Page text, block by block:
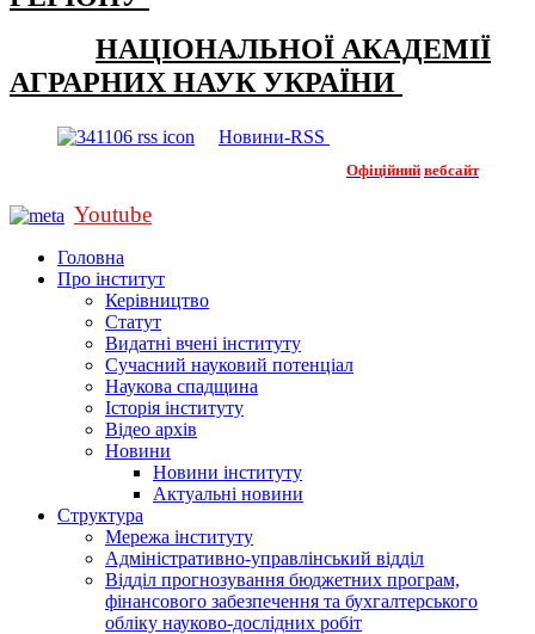
НАЦІОНАЛЬНОЇ АКАДЕМІЇ
АГРАРНИХ НАУК УКРАЇНИ
Новини-RSS
Офіційний вебсайт
Youtube
Головна
Про інститут
Керівництво
Статут
Видатні вчені інституту
Сучасний науковий потенціал
Наукова спадщина
Історія інституту
Відео архів
Новини
Новини інституту
Актуальні новини
Структура
Мережа інституту
Адміністративно-управлінський відділ
Відділ прогнозування бюджетних програм,
фінансового забезпечення та бухгалтерського
обліку науково-дослідних робіт